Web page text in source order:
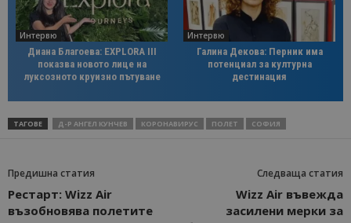
Интервю
Диана Благоева: EXPLORA III
показва новото лице на
луксозното круизно пътуване
Интервю
Галина Декова: Перник има
потенциал за културна
дестинация
ТАГОВЕ Д-Р АНГЕЛ КУНЧЕВ КОРОНАВИРУС ПОЛЕТ СОФИЯ
Предишна статия
Рестарт: Wizz Air
възобновява полетите
Следваща статия
Wizz Air въвежда
засилени мерки за